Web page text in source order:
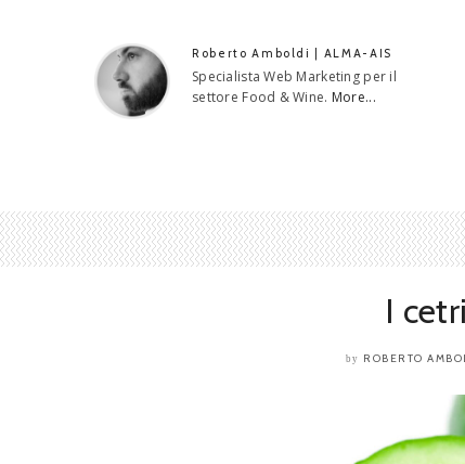
Roberto Amboldi | ALMA-AIS
Specialista Web Marketing per il
settore Food & Wine. More...
I
by ROBERTO